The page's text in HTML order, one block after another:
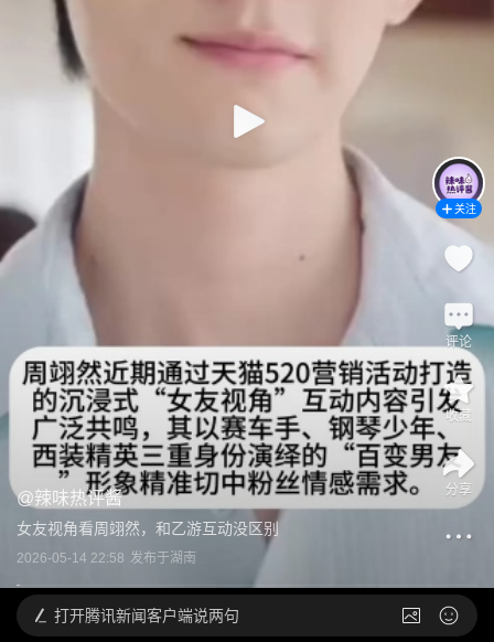
@辣味热评酱
女友视角看周翊然，和乙游互动没区别
2026-05-14 22:58 发布于湖南
关注
评论
收藏
分享
打开腾讯新闻客户端说两句